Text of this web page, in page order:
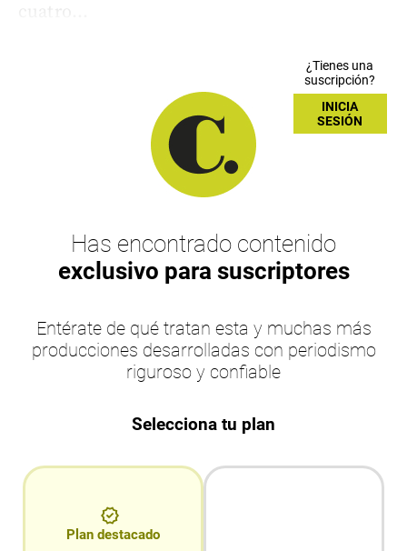
¿Tienes una
suscripción?
INICIA
SESIÓN
Has encontrado contenido
exclusivo para suscriptores
Entérate de qué tratan esta y muchas más
producciones desarrolladas con periodismo
riguroso y confiable
Selecciona tu plan
Plan destacado